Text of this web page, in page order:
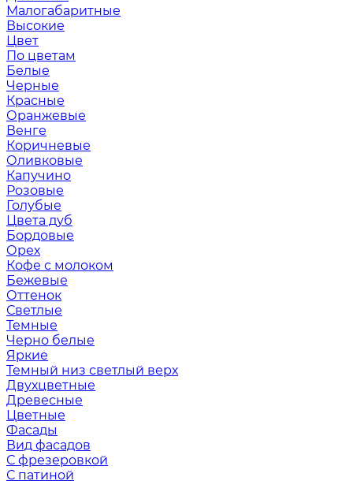
Малогабаритные
Высокие
Цвет
По цветам
Белые
Черные
Красные
Оранжевые
Венге
Коричневые
Оливковые
Капучино
Розовые
Голубые
Цвета дуб
Бордовые
Орех
Кофе с молоком
Бежевые
Оттенок
Светлые
Темные
Черно белые
Яркие
Темный низ светлый верх
Двухцветные
Древесные
Цветные
Фасады
Вид фасадов
С фрезеровкой
С патиной